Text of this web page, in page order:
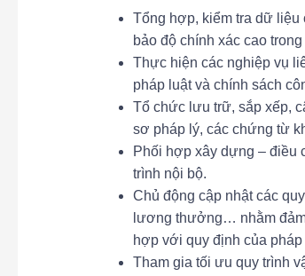
Tổng hợp, kiểm tra dữ liệu
bảo độ chính xác cao
Thực hiện các nghiệp vụ
pháp luật và chính sách
Tổ chức lưu trữ, sắp xếp,
sơ pháp lý, các chứng từ
Phối hợp xây dựng – điều
trình nội bộ.
Chủ động cập nhật các
lương thưởng… nhằm
hợp với quy định của pháp
Tham gia tối ưu quy trình